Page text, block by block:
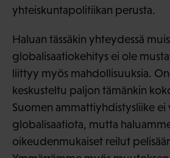
yhteiskuntapolitiikan perusta.
Haluan tässäkin yhteydessä
globalisaatiokehitys ei ole
liittyy myös mahdollisuuksia.
keskusteltu paljon tämänkin
Suomen ammattiyhdistysliike ei
globalisaatiota, mutta
oikeudenmukaiset reilut